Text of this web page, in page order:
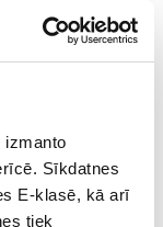
izmanto
Sīkdatnes
E-klasē, kā arī
tiek
tiek
t. sk.
lai segtu
tostarp
digitālajām